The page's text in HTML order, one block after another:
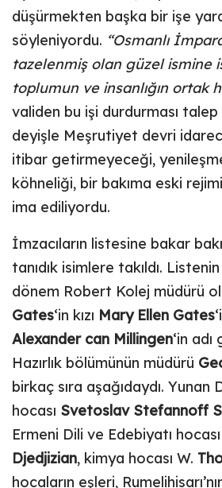
düşürmekten başka bir işe
söyleniyordu. “Osmanlı
tazelenmiş olan güzel ismine
toplumun ve insanlığın ortak
validen bu işi durdurması
deyişle Meşrutiyet devri
itibar getirmeyeceği,
köhneliği, bir bakıma eski
ima ediliyordu.
İmzacıların listesine bakar
tanıdık isimlere takıldı.
dönem Robert Kolej müdürü
Gates‘in kızı Mary Ellen Gates
Alexander can Millingen‘in
Hazırlık bölümünün müdürü
birkaç sıra aşağıdaydı. Yunan
hocası Svetoslav Stefannoff
Ermeni Dili ve Edebiyatı hocası
Djedjizian, kimya hocası W.
hocaların eşleri,